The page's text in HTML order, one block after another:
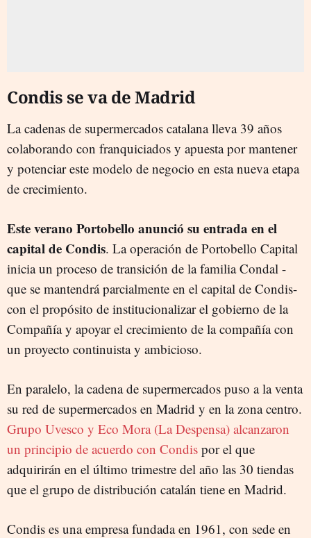
Condis se va de Madrid
La cadenas de supermercados catalana lleva 39 años
colaborando con franquiciados y apuesta por mantener
y potenciar este modelo de negocio en esta nueva etapa
de crecimiento.
Este verano Portobello anunció su entrada en el
capital de Condis. La operación de Portobello Capital
inicia un proceso de transición de la familia Condal -
que se mantendrá parcialmente en el capital de Condis-
con el propósito de institucionalizar el gobierno de la
Compañía y apoyar el crecimiento de la compañía con
un proyecto continuista y ambicioso.
En paralelo, la cadena de supermercados puso a la venta
su red de supermercados en Madrid y en la zona centro.
Grupo Uvesco y Eco Mora (La Despensa) alcanzaron
un principio de acuerdo con Condis por el que
adquirirán en el último trimestre del año las 30 tiendas
que el grupo de distribución catalán tiene en Madrid.
Condis es una empresa fundada en 1961, con sede en